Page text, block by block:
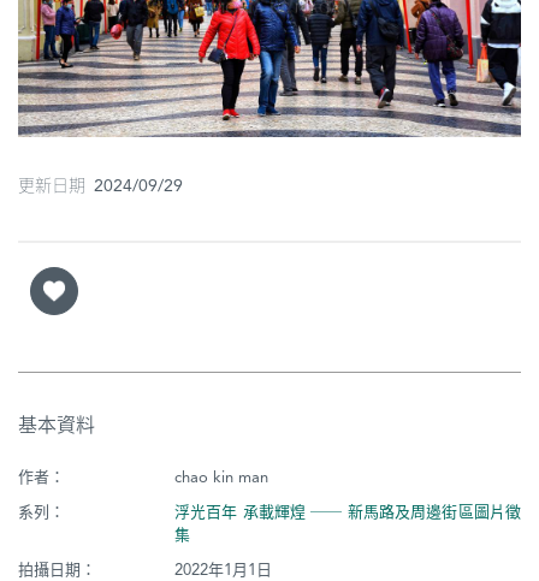
廟
巴
士
教
更新日期 2024/09/29
基本資料
作者：
chao kin man
系列：
浮光百年 承載輝煌 ── 新馬路及周邊街區圖片徵
集
拍攝日期：
2022年1月1日